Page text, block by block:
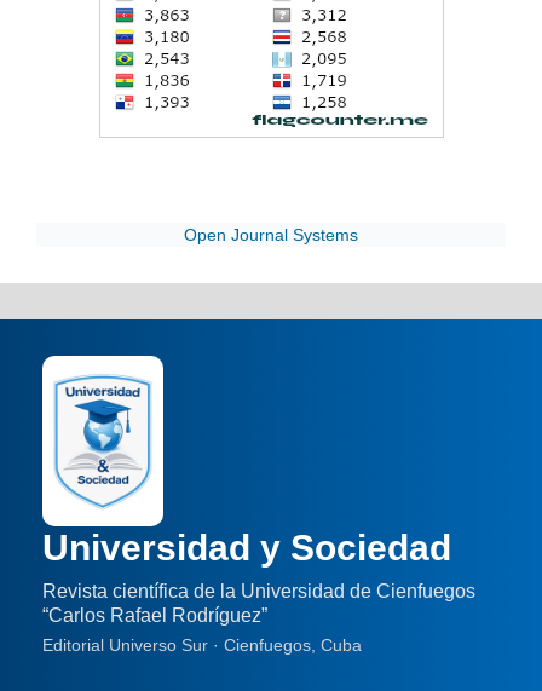
Open Journal Systems
Universidad y Sociedad
Revista científica de la Universidad de Cienfuegos
“Carlos Rafael Rodríguez”
Editorial Universo Sur · Cienfuegos, Cuba